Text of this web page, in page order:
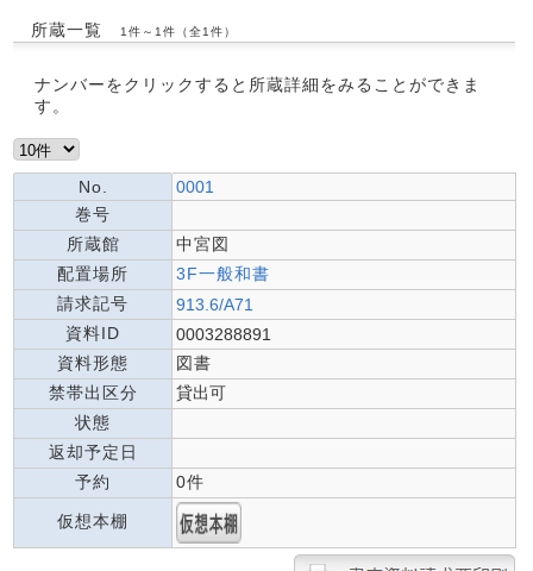
所蔵一覧 1件～1件（全1件）
ナンバーをクリックすると所蔵詳細をみることができま
す。
No.
0001
巻号
所蔵館
中宮図
配置場所
3F一般和書
請求記号
913.6/A71
資料ID
0003288891
資料形態
図書
禁帯出区分
貸出可
状態
返却予定日
予約
0件
仮想本棚